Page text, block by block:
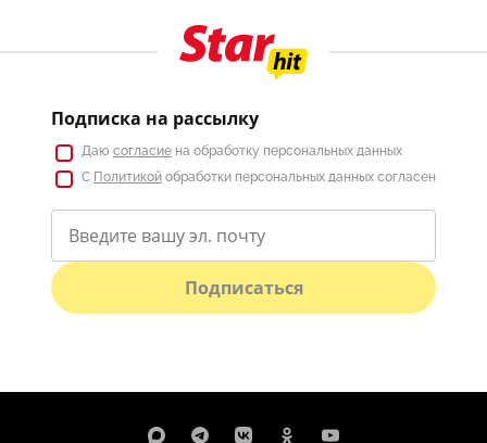
Подписка на рассылку
Даю согласие на обработку персональных данных
С Политикой обработки персональных данных согласен
Подписаться